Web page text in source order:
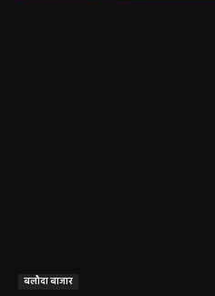
बलौदा बाजार